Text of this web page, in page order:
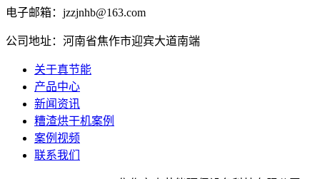
电子邮箱：jzzjnhb@163.com
公司地址：河南省焦作市迎宾大道南端
关于真节能
产品中心
新闻资讯
糟渣烘干机案例
案例视频
联系我们